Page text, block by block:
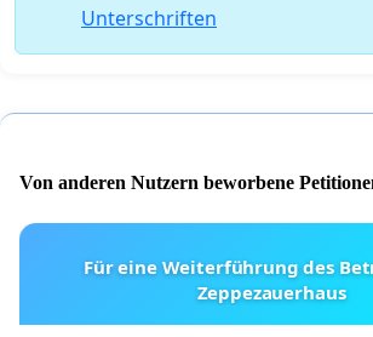
Unterschriften
Von anderen Nutzern beworbene
Für eine Weiterführung des
Zeppezauerhaus